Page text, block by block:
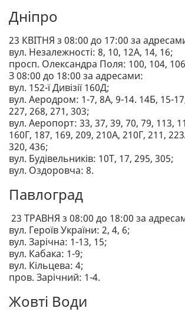
Дніпро
23 КВІТНЯ з 08:00 до 17:00 за
вул. Незалежності: 8, 10, 12А, 14, 16;
просп. Олександра Поля: 100, 104,
З 08:00 до 18:00 за адресами:
вул. 152-ї Дивізії 160Д;
вул. Аеродром: 1-7, 8А, 9-14. 14Б, 15-
227, 268, 271, 303;
вул. Аеропорт: 33, 37, 39, 70, 79, 113,
160Г, 187, 169, 209, 210А, 210Г, 211,
320, 436;
вул. Будівельників: 10Т, 17, 295, 305;
вул. Оздоровча: 8.
Павлоград
23 ТРАВНЯ з 08:00 до 18:00 за
вул. Героїв України: 2, 4, 6;
вул. Зарічна: 1-13, 15;
вул. Кабака: 1-9;
вул. Кільцева: 4;
пров. Зарічний: 1-4.
Жовті Води